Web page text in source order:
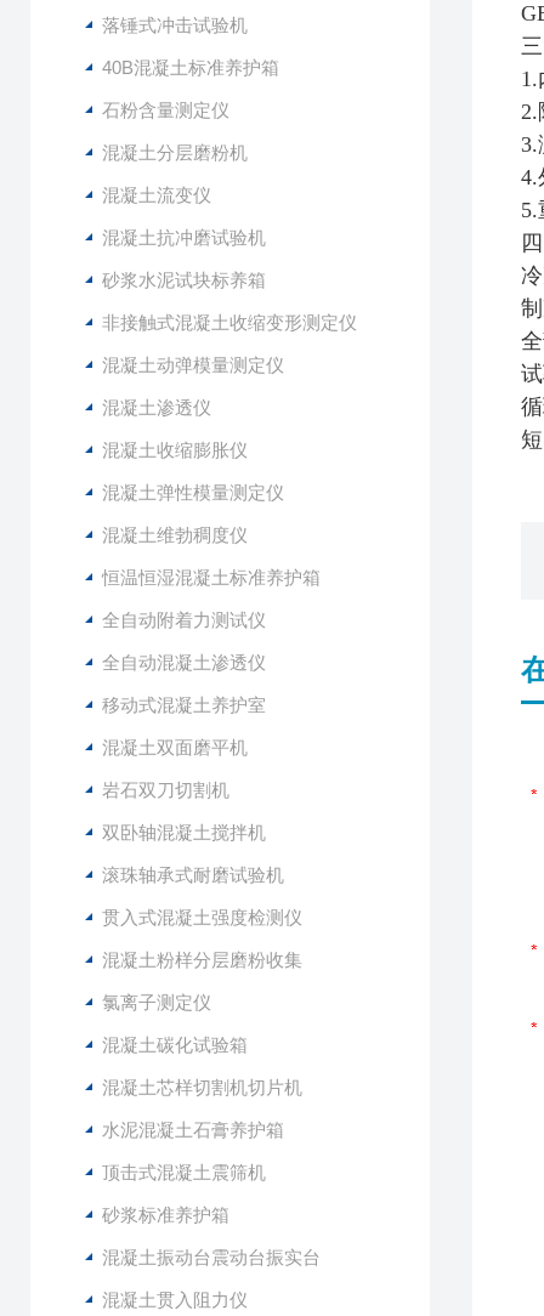
落锤式冲击试验机
40B混凝土标准养护箱
石粉含量测定仪
混凝土分层磨粉机
混凝土流变仪
混凝土抗冲磨试验机
砂浆水泥试块标养箱
非接触式混凝土收缩变形测定仪
混凝土动弹模量测定仪
混凝土渗透仪
混凝土收缩膨胀仪
混凝土弹性模量测定仪
混凝土维勃稠度仪
恒温恒湿混凝土标准养护箱
全自动附着力测试仪
全自动混凝土渗透仪
移动式混凝土养护室
混凝土双面磨平机
岩石双刀切割机
双卧轴混凝土搅拌机
滚珠轴承式耐磨试验机
贯入式混凝土强度检测仪
混凝土粉样分层磨粉收集
氯离子测定仪
混凝土碳化试验箱
混凝土芯样切割机切片机
水泥混凝土石膏养护箱
顶击式混凝土震筛机
砂浆标准养护箱
混凝土振动台震动台振实台
混凝土贯入阻力仪
1.
2.
4.
5.